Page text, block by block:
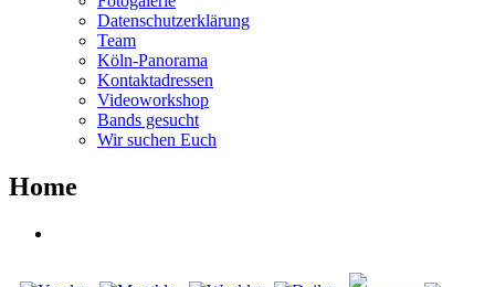
Datenschutzerklärung
Team
Köln-Panorama
Kontaktadressen
Videoworkshop
Bands gesucht
Wir suchen Euch
Home